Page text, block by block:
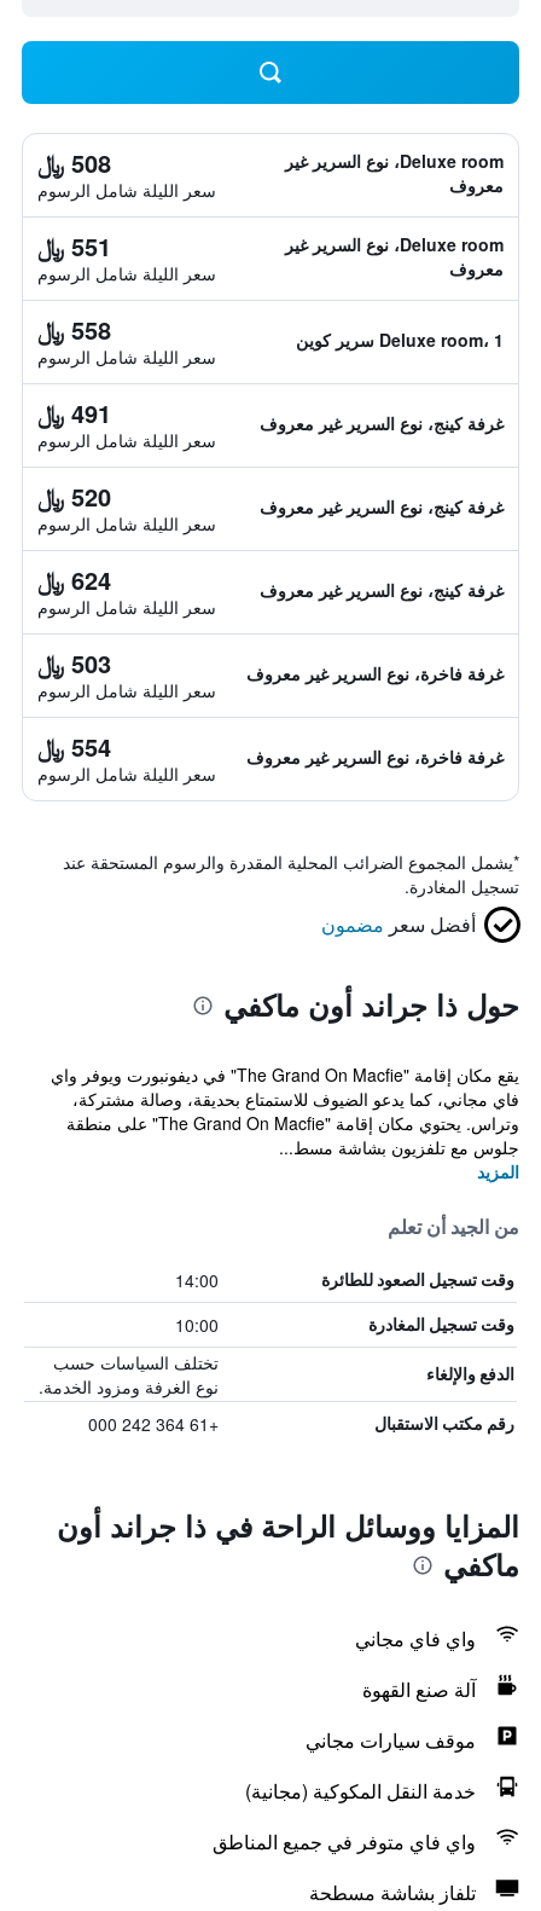
Deluxe room، نوع السرير غير
معروف
508 ﷼
سعر الليلة شامل الرسوم
Deluxe room، نوع السرير غير
معروف
551 ﷼
سعر الليلة شامل الرسوم
Deluxe room، 1 سرير كوين 558 ﷼
سعر الليلة شامل الرسوم
غرفة كينج، نوع السرير غير معروف 491 ﷼
سعر الليلة شامل الرسوم
غرفة كينج، نوع السرير غير معروف 520 ﷼
سعر الليلة شامل الرسوم
غرفة كينج، نوع السرير غير معروف 624 ﷼
سعر الليلة شامل الرسوم
غرفة فاخرة، نوع السرير غير معروف 503 ﷼
سعر الليلة شامل الرسوم
غرفة فاخرة، نوع السرير غير معروف 554 ﷼
سعر الليلة شامل الرسوم
*يشمل المجموع الضرائب المحلية المقدرة والرسوم المستحقة عند
تسجيل المغادرة.
أفضل سعر مضمون
حول ذا جراند أون ماكفي
يقع مكان إقامة "The Grand On Macfie" في ديفونبورت ويوفر واي
فاي مجاني، كما يدعو الضيوف للاستمتاع بحديقة، وصالة مشتركة،
وتراس. يحتوي مكان إقامة "The Grand On Macfie" على منطقة
جلوس مع تلفزيون بشاشة مسط...
المزيد
من الجيد أن تعلم
وقت تسجيل الصعود للطائرة 14:00
وقت تسجيل المغادرة 10:00
الدفع والإلغاء
تختلف السياسات حسب
نوع الغرفة ومزود الخدمة.
رقم مكتب الاستقبال +61 364 242 000
المزايا ووسائل الراحة في ذا جراند أون
ماكفي
واي فاي مجاني
آلة صنع القهوة
موقف سيارات مجاني
خدمة النقل المكوكية (مجانية)
واي فاي متوفر في جميع المناطق
تلفاز بشاشة مسطحة